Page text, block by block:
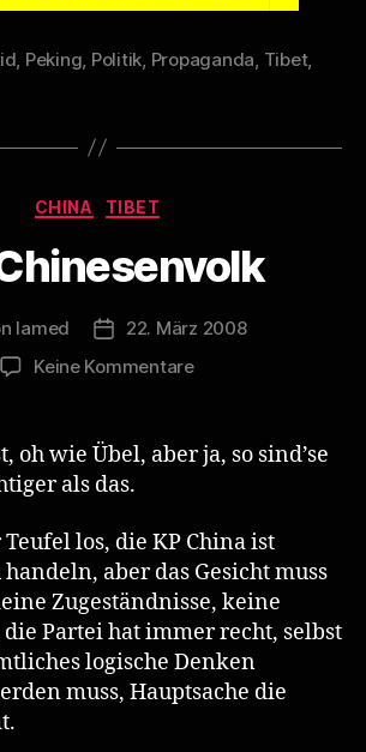
Peking Politik Propaganda Tibet,
Kategorien
CHINA TIBET
lamed Veröffentlichungsdatum
22. März 2008
Keine Kommentarezu
oh wie Übel, aber ja, so sind’se
als das.
los, die KP China ist
aber das Gesicht muss
Zugeständnisse, keine
Partei hat immer recht, selbst
logische Denken
muss, Hauptsache die